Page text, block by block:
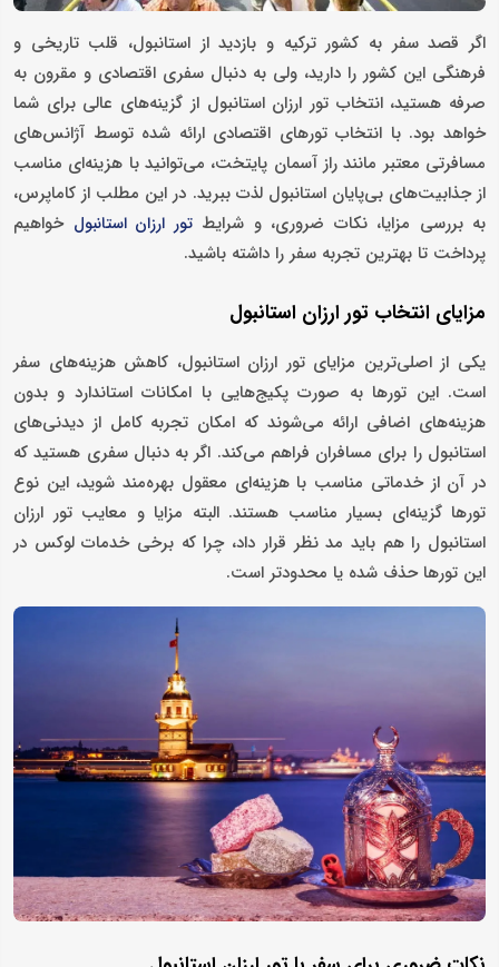
اگر قصد سفر به کشور ترکیه و بازدید از استانبول، قلب تاریخی و
فرهنگی این کشور را دارید، ولی به دنبال سفری اقتصادی و مقرون ‌به‌
صرفه هستید، انتخاب تور ارزان استانبول از گزینه‌های عالی برای شما
خواهد بود. با انتخاب تورهای اقتصادی ارائه شده توسط آژانس‌های
مسافرتی معتبر مانند راز آسمان پایتخت، می‌توانید با هزینه‌ای مناسب
از جذابیت‌های بی‌پایان استانبول لذت ببرید. در این مطلب از کاماپرس،
به بررسی مزایا، نکات ضروری، و شرایطتور ارزان استانبول خواهیم
پرداخت تا بهترین تجربه سفر را داشته باشید.
مزایای انتخاب تور ارزان استانبول
یکی از اصلی‌ترین مزایای تور ارزان استانبول، کاهش هزینه‌های سفر
است. این تورها به ‌صورت پکیج‌هایی با امکانات استاندارد و بدون
هزینه‌های اضافی ارائه می‌شوند که امکان تجربه کامل از دیدنی‌های
استانبول را برای مسافران فراهم می‌کند. اگر به‌ دنبال سفری هستید که
در آن از خدماتی مناسب با هزینه‌ای معقول بهره‌مند شوید، این نوع
تورها گزینه‌ای بسیار مناسب هستند. البته مزایا و معایب تور ارزان
استانبول را هم باید مد نظر قرار داد، چرا که برخی خدمات لوکس در
این تورها حذف شده یا محدودتر است.